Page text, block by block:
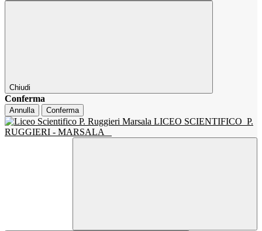
Chiudi
Conferma
Annulla Conferma
LICEO SCIENTIFICO P.
RUGGIERI - MARSALA